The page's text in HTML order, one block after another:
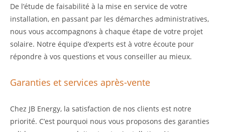
De l’étude de faisabilité à la mise en service de votre
installation, en passant par les démarches administratives,
nous vous accompagnons à chaque étape de votre projet
solaire. Notre équipe d’experts est à votre écoute pour
répondre à vos questions et vous conseiller au mieux.
Garanties et services après-vente
Chez JB Energy, la satisfaction de nos clients est notre
priorité. C’est pourquoi nous vous proposons des garanties